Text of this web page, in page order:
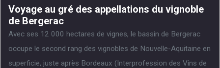
Voyage au gré des appellations du vignoble
de Bergerac
Avec ses 12 000 hectares de vignes, le bassin de Bergerac
occupe le second rang des vignobles de Nouvelle-Aquitaine en
superficie, juste après Bordeaux (Interprofession des Vins de